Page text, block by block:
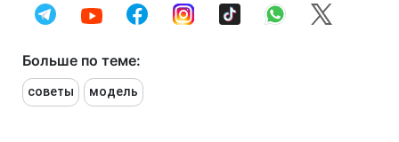
Больше по теме:
советы модель